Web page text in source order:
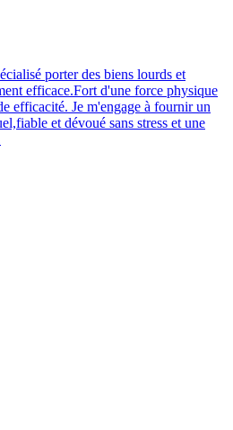
porter des biens lourds et
efficace.Fort d'une force physique
efficacité. Je m'engage à fournir un
et dévoué sans stress et une